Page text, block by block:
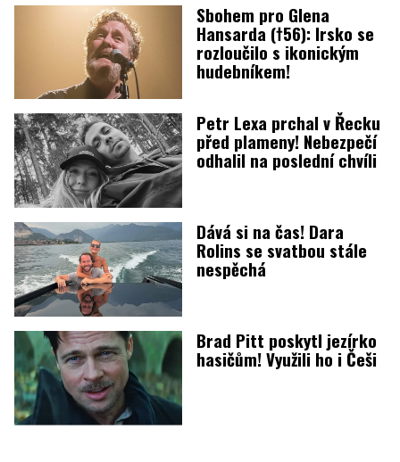
Sbohem pro Glena
Hansarda (†56): Irsko se
rozloučilo s ikonickým
hudebníkem!
Petr Lexa prchal v Řecku
před plameny! Nebezpečí
odhalil na poslední chvíli
Dává si na čas! Dara
Rolins se svatbou stále
nespěchá
Brad Pitt poskytl jezírko
hasičům! Využili ho i Češi